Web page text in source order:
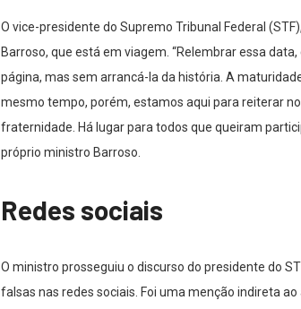
O vice-presidente do Supremo Tribunal Federal
Barroso, que está em viagem. “Relembrar essa
página, mas sem arrancá-la da história. A
mesmo tempo, porém, estamos aqui para reiterar
fraternidade. Há lugar para todos que queiram
próprio ministro Barroso.
Redes sociais
O ministro prosseguiu o discurso do presidente do
falsas nas redes sociais. Foi uma menção indireta